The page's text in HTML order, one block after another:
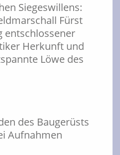
Siegeswillens:
Fürst
entschlossener
Herkunft und
Löwe des
des Baugerüsts
Aufnahmen